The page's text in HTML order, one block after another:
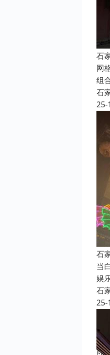
石
网
组
石
25-
石
当
娱
石
25-